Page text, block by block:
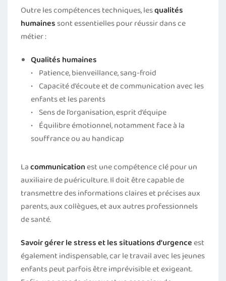
Outre les compétences techniques, lesqualités
humaines sont essentielles pour réussir dans ce
métier :
Qualités humaines
• Patience, bienveillance, sang-froid
• Capacité d’écoute et de communication avec les
enfants et les parents
• Sens de l’organisation, esprit d’équipe
• Équilibre émotionnel, notamment face à la
souffrance ou au handicap
Lacommunicationest une compétence clé pour un
auxiliaire de puériculture. Il doit être capable de
transmettre des informations claires et précises aux
parents, aux collègues, et aux autres professionnels
de santé.
Savoir gérer le stress et les situations d’urgenceest
également indispensable, car le travail avec les jeunes
enfants peut parfois être imprévisible et exigeant.